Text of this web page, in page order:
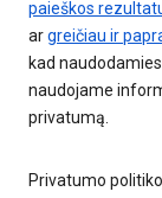
paieškos
argreičiau ir
kad
naudojame
privatumą.
Privatumo